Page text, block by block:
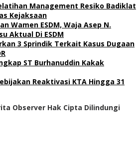
Management Resiko Badiklat
Kejaksaan
Wamen ESDM, Waja Asep N.
Aktual Di ESDM
3 Sprindik Terkait Kasus Dugaan
ST Burhanuddin Kakak
Reaktivasi KTA Hingga 31
Observer Hak Cipta Dilindungi